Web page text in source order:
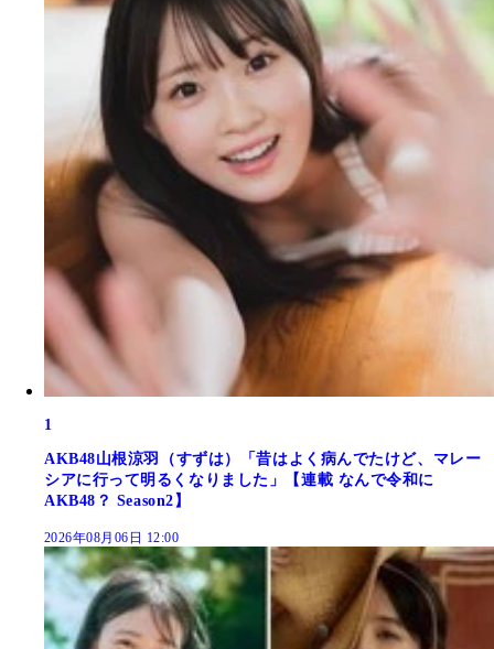
1
AKB48山根涼羽（すずは）「昔はよく病んでたけど、マレー
シアに行って明るくなりました」【連載 なんで令和に
AKB48？ Season2】
2026年08月06日 12:00